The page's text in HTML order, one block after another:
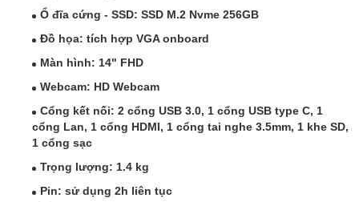
Ổ đĩa cứng - SSD: SSD M.2 Nvme 256GB
Đồ họa: tích hợp VGA onboard
Màn hình: 14" FHD
Webcam: HD Webcam
Cổng kết nối: 2 cổng USB 3.0, 1 cổng USB type C, 1
cổng Lan, 1 cổng HDMI, 1 cổng tai nghe 3.5mm, 1 khe SD,
1 cổng sạc
Trọng lượng: 1.4 kg
Pin: sử dụng 2h liên tục